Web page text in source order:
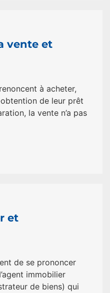
vente et
à acheter,
de leur prêt
la vente n’a pas
et
de se prononcer
immobilier
de biens) qui